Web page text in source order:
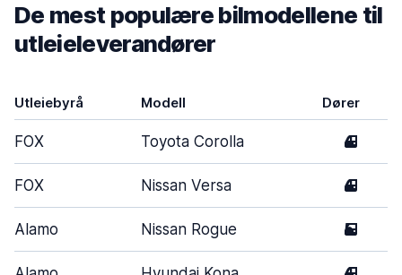
De mest populære bilmodellene til
utleieleverandører
Utleiebyrå Modell Dører
FOX Toyota Corolla 4
FOX Nissan Versa 4
Alamo Nissan Rogue 5